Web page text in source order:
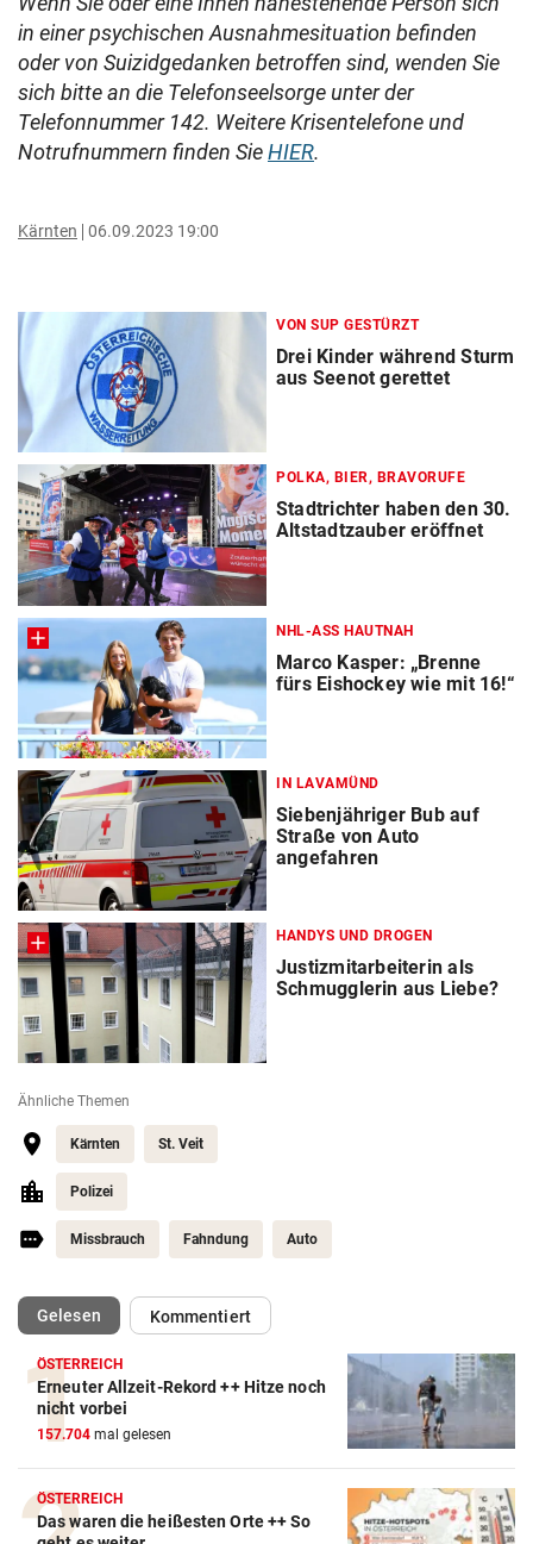
in einer psychischen Ausnahmesituation befinden
oder von Suizidgedanken betroffen sind, wenden Sie
sich bitte an die Telefonseelsorge unter der
Telefonnummer 142. Weitere Krisentelefone und
Notrufnummern finden SieHIER.
Kärnten 06.09.2023 19:00
VON SUP GESTÜRZT
Drei Kinder während Sturm
aus Seenot gerettet
POLKA, BIER, BRAVORUFE
Stadtrichter haben den 30.
Altstadtzauber eröffnet
NHL-ASS HAUTNAH
Marco Kasper: „Brenne
fürs Eishockey wie mit 16!“
IN LAVAMÜND
Siebenjähriger Bub auf
Straße von Auto
angefahren
HANDYS UND DROGEN
Justizmitarbeiterin als
Schmugglerin aus Liebe?
Ähnliche Themen
Kärnten St. Veit
Polizei
Missbrauch Fahndung Auto
Gelesen(ausgewählt)Kommentiert
ÖSTERREICH
Erneuter Allzeit-Rekord ++ Hitze noch
nicht vorbei
157.704 mal gelesen
ÖSTERREICH
Das waren die heißesten Orte ++ So